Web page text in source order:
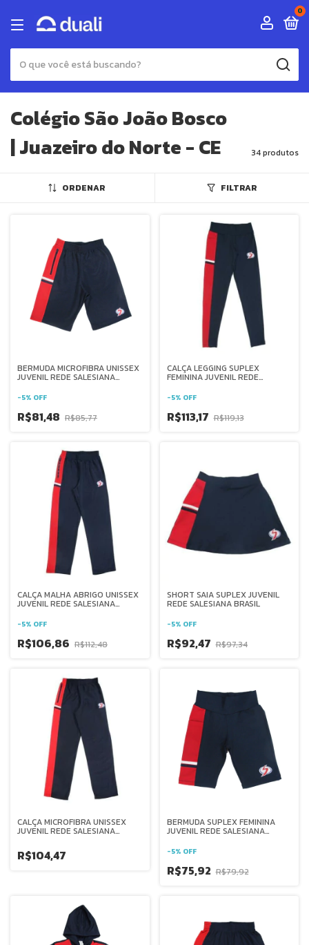
0
Colégio São João Bosco
| Juazeiro do Norte - CE
34 produtos
ORDENAR FILTRAR
BERMUDA MICROFIBRA UNISSEX
JUVENIL REDE SALESIANA
-5% OFF
R$81,48 R$85,77
CALÇA LEGGING SUPLEX
FEMININA JUVENIL REDE
-5% OFF
R$113,17 R$119,13
CALÇA MALHA ABRIGO UNISSEX
JUVENIL REDE SALESIANA
-5% OFF
R$106,86 R$112,48
SHORT SAIA SUPLEX JUVENIL
REDE SALESIANA BRASIL
-5% OFF
R$92,47 R$97,34
CALÇA MICROFIBRA UNISSEX
JUVENIL REDE SALESIANA
R$104,47
BERMUDA SUPLEX FEMININA
JUVENIL REDE SALESIANA
-5% OFF
R$75,92 R$79,92